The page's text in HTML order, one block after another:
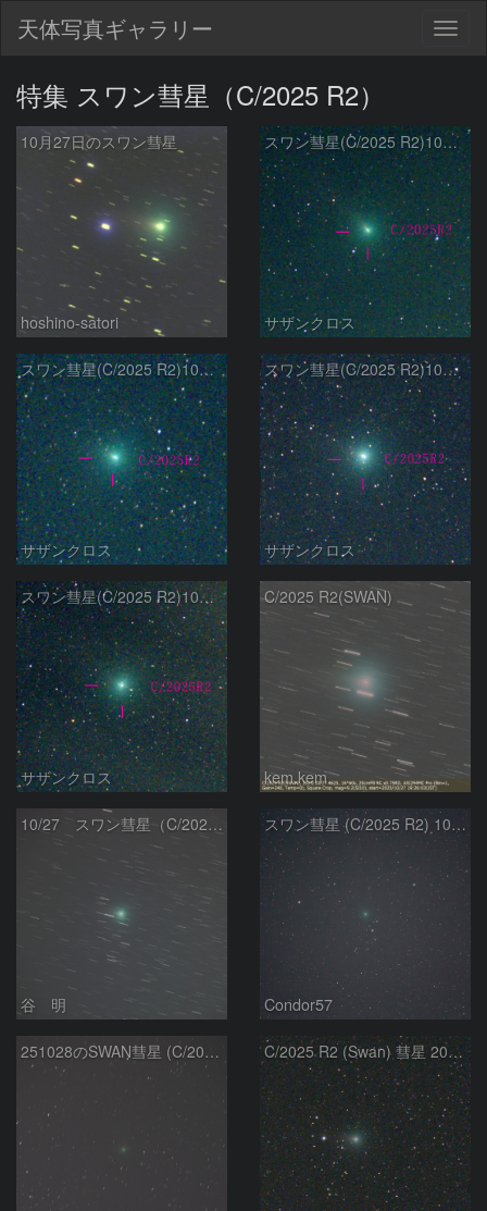
天体写真ギャラリー
特集 スワン彗星（C/2025 R2）
10月27日のスワン彗星
hoshino-satori
スワン彗星(C/2025 R2)10月26日 Seestar50
サザンクロス
スワン彗星(C/2025 R2)10月24日 Seestar50
サザンクロス
スワン彗星(C/2025 R2)10月23日 Seestar50
サザンクロス
スワン彗星(C/2025 R2)10月20日 Seestar50
サザンクロス
C/2025 R2(SWAN)
kem.kem
10/27 スワン彗星（C/2025 R2）
谷 明
スワン彗星 (C/2025 R2) 10/27
Condor57
251028のSWAN彗星 (C/2025 R2) C/2025 R2 (Swan) 彗星 2025/10/27